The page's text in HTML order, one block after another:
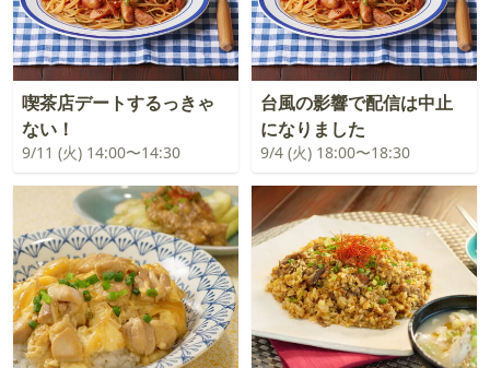
喫茶店デートするっきゃ
ない！
9/11 (火) 14:00〜14:30
台風の影響で配信は中止
になりました
9/4 (火) 18:00〜18:30